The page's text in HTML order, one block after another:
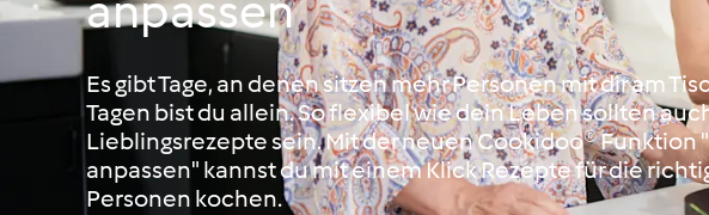
Es gibt Tage, an denen sitzen mehr Personen mit dir am
Tagen bist du allein. So flexibel wie dein Leben sollten
Lieblingsrezepte sein. Mit der neuen Cookidoo® Funktion
anpassen" kannst du mit einem Klick Rezepte für die
Personen kochen.